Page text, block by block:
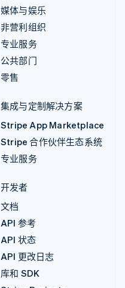
媒体与娱乐
非营利组织
专业服务
公共部门
零售
集成与定制解决方案
Stripe App Marketplace
Stripe 合作伙伴生态系统
专业服务
开发者
文档
API 参考
API 状态
API 更改日志
库和 SDK